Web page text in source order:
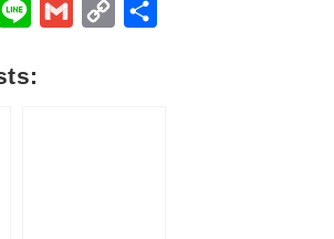
Line Gmail Copy